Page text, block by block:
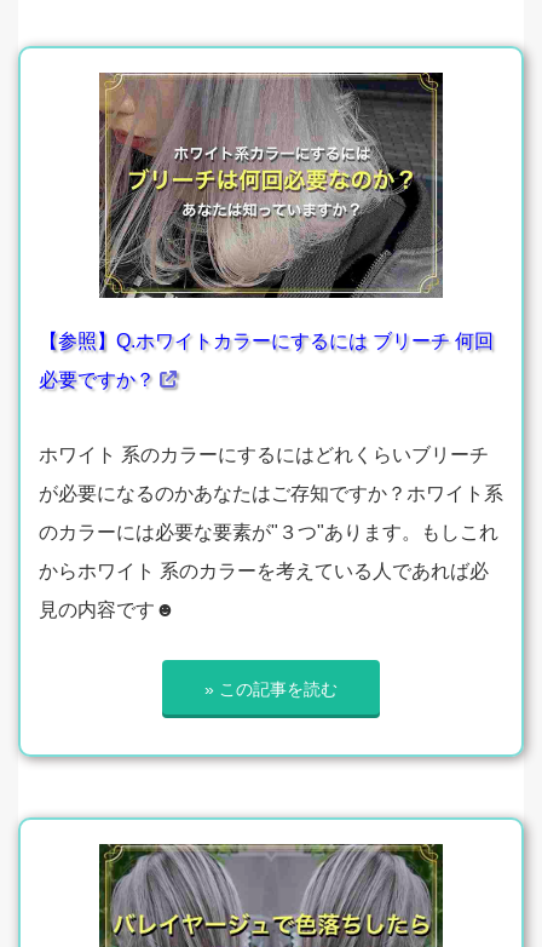
【参照】Q.ホワイトカラーにするには ブリーチ 何回
必要ですか？
ホワイト 系のカラーにするにはどれくらいブリーチ
が必要になるのかあなたはご存知ですか？ホワイト系
のカラーには必要な要素が"３つ"あります。もしこれ
からホワイト 系のカラーを考えている人であれば必
見の内容です☻
» この記事を読む